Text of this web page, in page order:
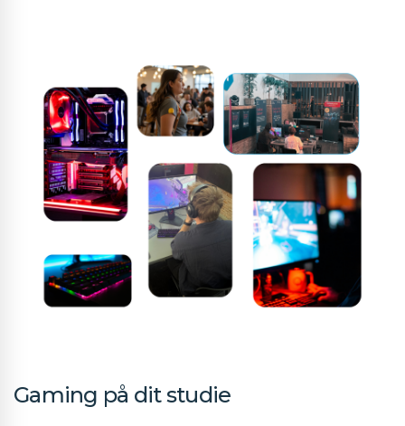
Gaming på dit studie